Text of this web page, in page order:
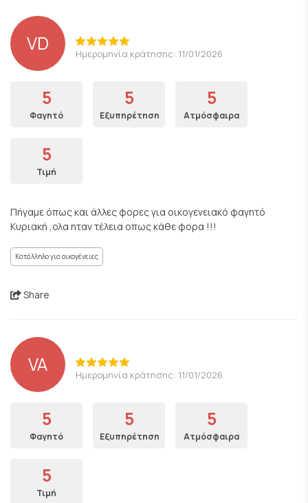
VD Ημερομηνία κράτησης: 11/01/2026
5
Φαγητό
5
Εξυπηρέτηση
5
Ατμόσφαιρα
5
Τιμή
Πήγαμε όπως και άλλες φορες για οικογενειακό φαγητό
Κυριακή ,ολα ηταν τέλεια οπως κάθε φορα !!!
Κατάλληλο για οικογένειες
Share
VA Ημερομηνία κράτησης: 11/01/2026
5
Φαγητό
5
Εξυπηρέτηση
5
Ατμόσφαιρα
5
Τιμή